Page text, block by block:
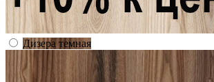
Дизера темная